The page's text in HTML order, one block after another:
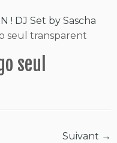
! DJ Set by Sascha
seul transparent
seul
Suivant →